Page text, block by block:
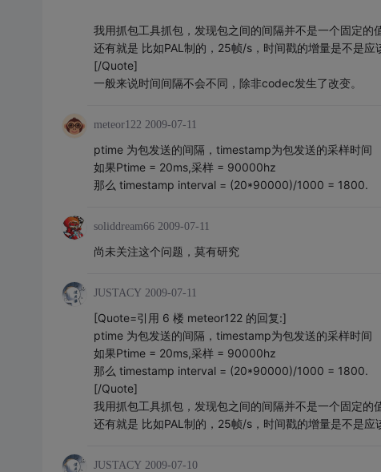
我用抓包工具抓包，发现包之间的间隔并不是一个固定的值
还有就是 比如PAL制的，25帧/s，时间戳的增量是不
[/Quote]
一般来说时间间隔不会不同，除非codec发生了改变。
meteor122 2009-07-11
ptime 为包发送的间隔，timestamp为包发送的采样时间
如果Ptime = 20ms,采样 = 90000hz
那么 timestamp interval = (20*90000)/1000 = 1800.
soliddream66 2009-07-11
尚未关注这个问题，莫有研究
JUSTACY 2009-07-11
[Quote=引用 6 楼 meteor122 的回复:]
ptime 为包发送的间隔，timestamp为包发送的采样时间
如果Ptime = 20ms,采样 = 90000hz
那么 timestamp interval = (20*90000)/1000 = 1800.
[/Quote]
我用抓包工具抓包，发现包之间的间隔并不是一个固定的值
还有就是 比如PAL制的，25帧/s，时间戳的增量是不
JUSTACY 2009-07-10